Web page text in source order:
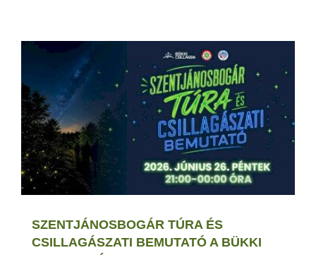
SZENTJÁNOSBOGÁR TÚRA ÉS
CSILLAGÁSZATI BEMUTATÓ A BÜKKI